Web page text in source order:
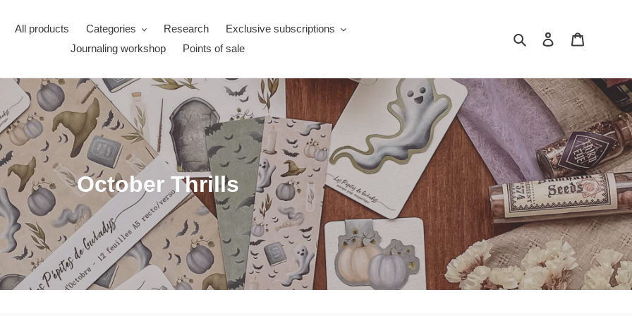
All products Categories Research
Exclusive subscriptions
Journaling workshop
Points of sale
Search Log in
October Thrills